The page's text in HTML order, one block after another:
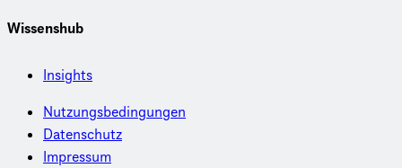
Wissenshub
Insights
Nutzungsbedingungen
Datenschutz
Impressum